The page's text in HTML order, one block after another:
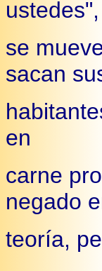
ustedes",
se
sacan
en
carne
negado
teoría,